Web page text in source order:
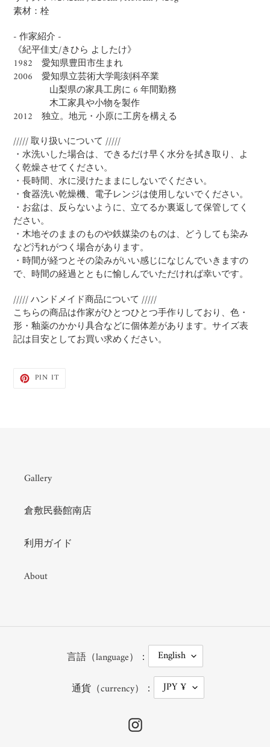
your
cart
素材：栓
- 作家紹介 -
《紀平佳丈/きひら よしたけ》
1982 愛知県豊田市生まれ
2006 愛知県立芸術大学彫刻科卒業
山梨県の家具工房に 6 年間勤務
木工家具や小物を製作
2012 独立。地元・小原に工房を構える
/////取り扱いについて /////
・水洗いした場合は、できるだけ早く水分を拭き取り、よ
く乾燥させてください。
・長時間、水に浸けたままにしないでください。
・食器洗い乾燥機、電子レンジは使用しないでください。
・お盆は、反らないように、立てるか裏返して保管してく
ださい。
・木地そのままのものや鉄媒染のものは、どうしても染み
など汚れがつく場合があります。
・時間が経つとその染みがいい感じになじんでいきますの
で、時間の経過とともに愉しんでいただければ幸いです。
///// ハンドメイド商品について /////
こちらの商品は作家がひとつひとつ手作りしており、色・
形・釉薬のかかり具合などに個体差があります。サイズ表
記は目安としてお買い求めください。
PIN ITPIN
Gallery
倉敷民藝館南店
利用ガイド
About
L
A
U
A
言語（language）： English
C
U
通貨（currency）： JPY ¥
Instagram